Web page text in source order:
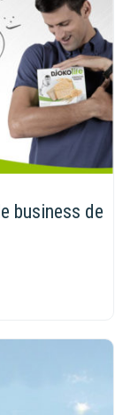
business de